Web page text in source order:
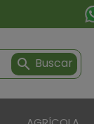
 Buscar